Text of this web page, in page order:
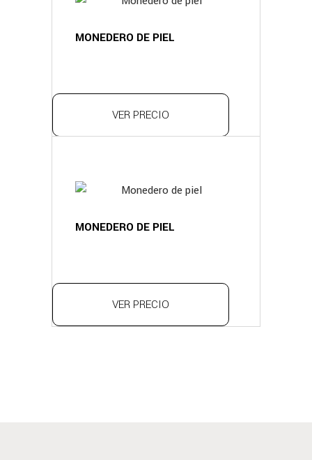
MONEDERO DE PIEL
VER PRECIO
MONEDERO DE PIEL
VER PRECIO